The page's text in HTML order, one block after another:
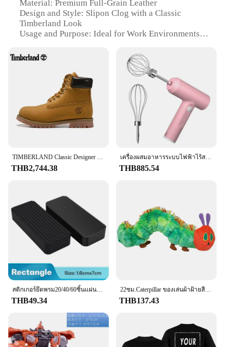
Material: Premium Full-Grain Leather
Design and Style: Slipon Clog with a Classic
Timberland Look
Usage and Purpose: Ideal for Work Environments
Resistant
Shape or Size or Weight or Quantity: Standard Sizes
Parts and Accessories: Includes a Cushioned Insole
for Comfort
Features:
|Wholesale|Vendors|
The Timberland Men Work Slipon Clog is crafted
from premium full-grain leather, ensuring a durable
provides reliable traction on slippery surfaces,
reducing the risk of accidents. The cushioned insole
offers comfort throughout the day, making it a
perfect choice for those who spend long hours on
their feet.
Designed with functionality in mind, these clogs are
not just a fashion statement but a practical solution
for various work scenarios. The slip-on design
allows for quick and easy wear, making it an ideal
choice for those who value efficiency. The classic
Timberland look pairs well with a variety of work
attire, making it a versatile addition to any
professional wardrobe.
THB2,744.38
เครื่องผสมอาหารระบบไฟฟ้าไร้สาย1ชิ้นเครื่องตีไข่3สปีดแบบพกพาเครื่องผสมแป้งเค้กอุปกรณ์ในครัว
THB885.54
สติกเกอร์ยึดพรม20/40/60ชิ้นแผ่นติดสองด้านมีกาวสูงพรมปูพื้นรถบ้านพรมเท้าแผ่นปะกันลื่นยึดเทป
THB49.34
22ซม.Caterpillar ของเล่นผ้าฝ้ายสีเขียว Caterpillar Plush ตุ๊กตาสัตว์น่ารัก Hungry ของขวัญสร้างสรรค์สำหรับเด็กตกแต่งบ้าน
THB137.43